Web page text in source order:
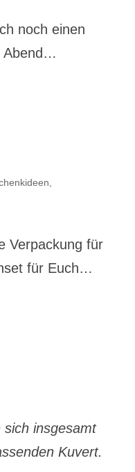
noch einen
Abend…
Verpackung für
für Euch…
sich insgesamt
Kuvert.